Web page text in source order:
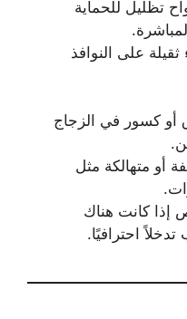
تظليل للحماية
على النوافذ
أو كسور في الزجاج
أو متهالكة مثل
كانت هناك
احترافيًا.